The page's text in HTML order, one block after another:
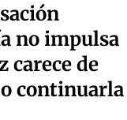
no impulsa
carece de
continuarla